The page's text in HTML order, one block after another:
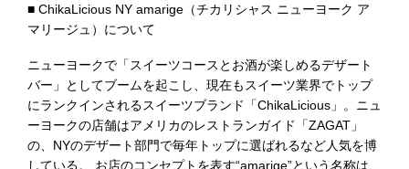
■ ChikaLicious NY amarige（チカリシャス ニューヨーク ア
マリージュ）について
ニューヨークで「スイーツコースとお酒が楽しめるデザート
バー」としてブームを起こし、現在もスイーツ業界でトップ
にランクインされるスイーツブランド「ChikaLicious」。ニュ
ーヨークの店舗はアメリカのレストランガイド「ZAGAT」
の、NYのデザート部門で毎年トップに選ばれるなど人気を博
している。 お店のコンセプトを表す“amarige”という名称は、